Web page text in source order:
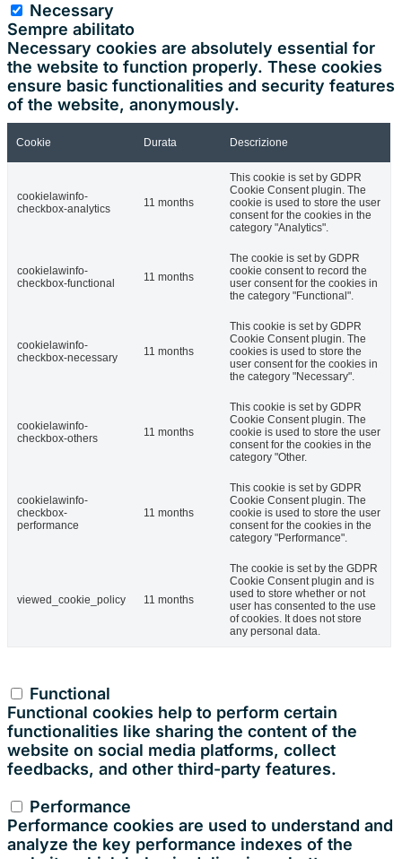
Necessary
Sempre abilitato
Necessary cookies are absolutely essential for
the website to function properly. These cookies
ensure basic functionalities and security features
of the website, anonymously.
Cookie Durata Descrizione
cookielawinfo-
checkbox-analytics
11 months
This cookie is set by GDPR
Cookie Consent plugin. The
cookie is used to store the user
consent for the cookies in the
category "Analytics".
cookielawinfo-
checkbox-functional
11 months
The cookie is set by GDPR
cookie consent to record the
user consent for the cookies in
the category "Functional".
cookielawinfo-
checkbox-necessary
11 months
This cookie is set by GDPR
Cookie Consent plugin. The
cookies is used to store the
user consent for the cookies in
the category "Necessary".
cookielawinfo-
checkbox-others
11 months
This cookie is set by GDPR
Cookie Consent plugin. The
cookie is used to store the user
consent for the cookies in the
category "Other.
cookielawinfo-
checkbox-
performance
11 months
This cookie is set by GDPR
Cookie Consent plugin. The
cookie is used to store the user
consent for the cookies in the
category "Performance".
viewed_cookie_policy 11 months
The cookie is set by the GDPR
Cookie Consent plugin and is
used to store whether or not
user has consented to the use
of cookies. It does not store
any personal data.
Functional
Functional cookies help to perform certain
functionalities like sharing the content of the
website on social media platforms, collect
feedbacks, and other third-party features.
Performance
Performance cookies are used to understand and
analyze the key performance indexes of the